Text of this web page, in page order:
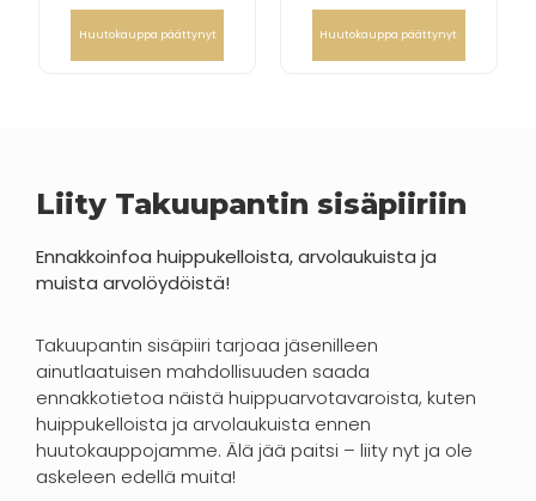
Huutokauppa päättynyt Huutokauppa päättynyt
Liity Takuupantin sisäpiiriin
Ennakkoinfoa huippukelloista, arvolaukuista ja
muista arvolöydöistä!
Takuupantin sisäpiiri tarjoaa jäsenilleen
ainutlaatuisen mahdollisuuden saada
ennakkotietoa näistä huippuarvotavaroista, kuten
huippukelloista ja arvolaukuista ennen
huutokauppojamme. Älä jää paitsi – liity nyt ja ole
askeleen edellä muita!